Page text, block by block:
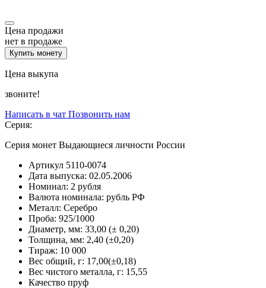
Цена продажи
нет в продаже
Купить монету
Цена выкупа
звоните!
Написать в чат Позвонить нам
Серия:
Серия монет Выдающиеся личности России
Артикул 5110-0074
Дата выпуска: 02.05.2006
Номинал: 2 рубля
Валюта номинала: рубль РФ
Металл: Серебро
Проба: 925/1000
Диаметр, мм: 33,00 (± 0,20)
Толщина, мм: 2,40 (±0,20)
Тираж: 10 000
Вес общий, г: 17,00(±0,18)
Вес чистого металла, г: 15,55
Качество пруф